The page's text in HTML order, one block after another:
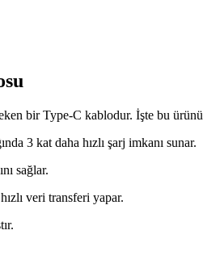
bir Type-C kablodur. İşte bu
3 kat daha hızlı şarj imkanı sunar.
sağlar.
veri transferi yapar.